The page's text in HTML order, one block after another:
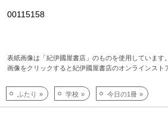
00115158
表紙画像は「紀伊國屋書店」のものを使用しています。
画像をクリックすると紀伊國屋書店のオンラインスト
ふたり 学校 今日の1冊